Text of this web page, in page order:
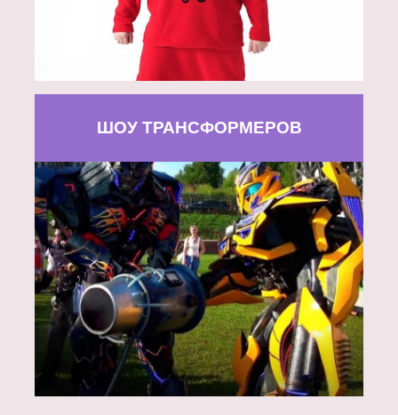
ШОУ ТРАНСФОРМЕРОВ